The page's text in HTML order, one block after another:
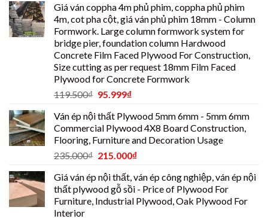
Giá ván coppha 4m phủ phim, coppha phủ phim
4m, cot pha cột, giá ván phủ phim 18mm - Column
Formwork. Large column formwork system for
bridge pier, foundation column Hardwood
Concrete Film Faced Plywood For Construction,
Size cutting as per request 18mm Film Faced
Plywood for Concrete Formwork
119.500₫ 95.999₫
Ván ép nội thất Plywood 5mm 6mm - 5mm 6mm
Commercial Plywood 4X8 Board Construction,
Flooring, Furniture and Decoration Usage
235.000₫ 215.000₫
Giá ván ép nội thất, ván ép công nghiệp, ván ép nội
thất plywood gỗ sồi - Price of Plywood For
Furniture, Industrial Plywood, Oak Plywood For
Interior